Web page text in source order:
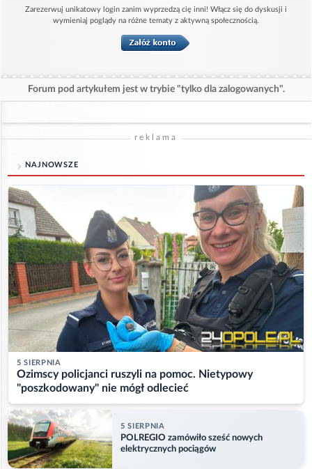
Zarezerwuj unikatowy login zanim wyprzedzą cię inni! Włącz się do dyskusji i
wymieniaj poglądy na różne tematy z aktywną społecznością.
Forum pod artykułem jest w trybie "tylko dla zalogowanych".
reklama
NAJNOWSZE
5 SIERPNIA
Ozimscy policjanci ruszyli na pomoc. Nietypowy
"poszkodowany" nie mógł odlecieć
5 SIERPNIA
POLREGIO zamówiło sześć nowych
elektrycznych pociągów